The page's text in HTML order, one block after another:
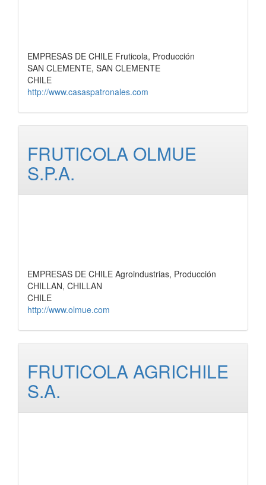
EMPRESAS DE CHILE Fruticola, Producción
SAN CLEMENTE, SAN CLEMENTE
CHILE
http://www.casaspatronales.com
FRUTICOLA OLMUE
S.P.A.
EMPRESAS DE CHILE Agroindustrias, Producción
CHILLAN, CHILLAN
CHILE
http://www.olmue.com
FRUTICOLA AGRICHILE
S.A.